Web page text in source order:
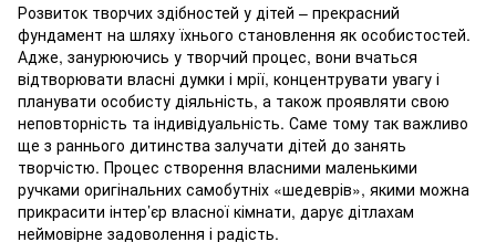
Розвиток творчих здібностей у дітей – прекрасний
фундамент на шляху їхнього становлення як особистостей.
Адже, занурюючись у творчий процес, вони вчаться
відтворювати власні думки і мрії, концентрувати увагу і
планувати особисту діяльність, а також проявляти свою
неповторність та індивідуальність. Саме тому так важливо
ще з раннього дитинства залучати дітей до занять
творчістю. Процес створення власними маленькими
ручками оригінальних самобутніх «шедеврів», якими можна
прикрасити інтер’єр власної кімнати, дарує дітлахам
неймовірне задоволення і радість.